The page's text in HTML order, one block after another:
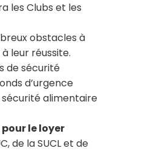
les Clubs et les
obstacles à
leur réussite.
de sécurité
d’urgence
alimentaire
le loyer
de la SUCL et de